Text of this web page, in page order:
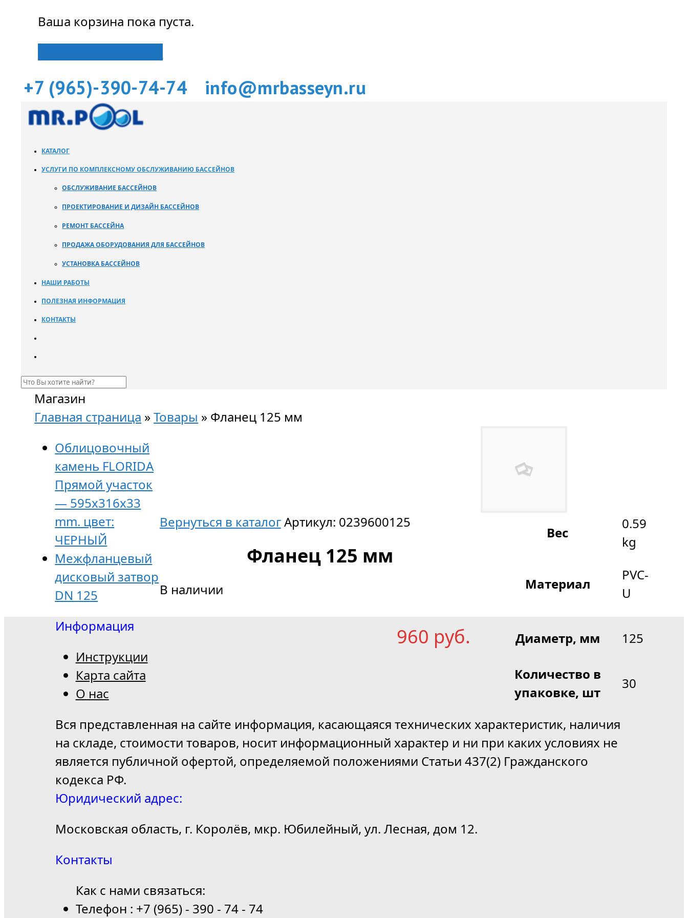
Ваша корзина пока пуста.
+7 (965)-390-74-74 info@mrbasseyn.ru
КАТАЛОГ
УСЛУГИ ПО КОМПЛЕКСНОМУ ОБСЛУЖИВАНИЮ БАССЕЙНОВ
ОБСЛУЖИВАНИЕ БАССЕЙНОВ
ПРОЕКТИРОВАНИЕ И ДИЗАЙН БАССЕЙНОВ
РЕМОНТ БАССЕЙНА
ПРОДАЖА ОБОРУДОВАНИЯ ДЛЯ БАССЕЙНОВ
УСТАНОВКА БАССЕЙНОВ
НАШИ РАБОТЫ
ПОЛЕЗНАЯ ИНФОРМАЦИЯ
КОНТАКТЫ
Магазин
Главная страница »Товары » Фланец 125 мм
Вернуться в каталогАртикул: 0239600125
Фланец 125 мм
В наличии
960 руб.
Вес
0.59
kg
Материал
PVC-
U
Диаметр, мм 125
Количество в
упаковке, шт
30
Облицовочный
камень FLORIDA
Прямой участок
— 595x316x33
mm. цвет:
ЧЕРНЫЙ
Межфланцевый
дисковый затвор
DN 125
Информация
Инструкции
Карта сайта
О нас
Вся представленная на сайте информация, касающаяся технических характеристик, наличия
на складе, стоимости товаров, носит информационный характер и ни при каких условиях не
является публичной офертой, определяемой положениями Статьи 437(2) Гражданского
кодекса РФ.
Юридический адрес:
Московская область, г. Королёв, мкр. Юбилейный, ул. Лесная, дом 12.
Контакты
Как с нами связаться:
Телефон : +7 (965) - 390 - 74 - 74